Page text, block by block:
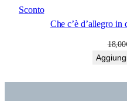
ScontoProdotto
inChe c’è d’allegro in
18,00